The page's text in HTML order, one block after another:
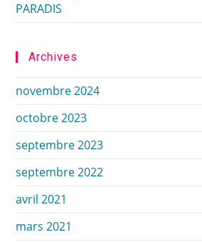
PARADIS
Archives
novembre 2024
octobre 2023
septembre 2023
septembre 2022
avril 2021
mars 2021